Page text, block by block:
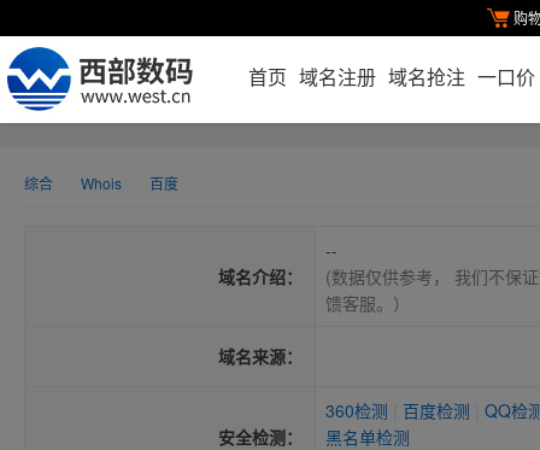
购
首页 域名注册 域名抢注 一口价
综合 Whois 百度
域名介绍：
--
(数据仅供参考， 我们不保
馈客服。）
域名来源：
安全检测：
360检测 百度检测
QQ检
黑名单检测